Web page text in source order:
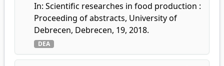
In: Scientific researches in food production :
Proceeding of abstracts, University of
Debrecen, Debrecen, 19, 2018.
DEA